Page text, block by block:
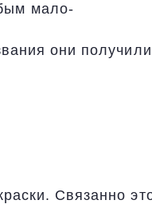
мало-
они
Связанно